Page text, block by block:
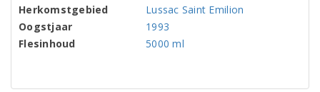
Herkomstgebied
Lussac Saint Emilion
Oogstjaar
1993
Flesinhoud
5000 ml